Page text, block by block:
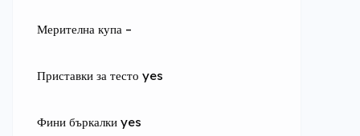
Мерителна купа –
Приставки за тесто yes
Фини бъркалки yes